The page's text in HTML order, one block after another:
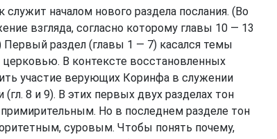
служит началом нового раздела послания. (Во
взгляда, согласно которому главы 10 — 13
Первый раздел (главы 1 — 7) касался темы
В контексте восстановленных
участие верующих Коринфа в служении
8 и 9). В этих первых двух разделах тон
Но в последнем разделе тон
суровым. Чтобы понять почему,